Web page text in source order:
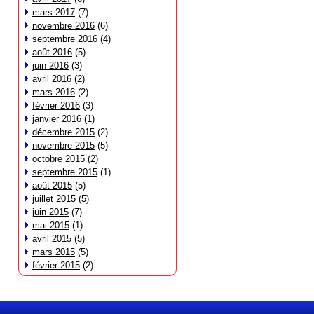
mars 2017 (7)
novembre 2016 (6)
septembre 2016 (4)
août 2016 (5)
juin 2016 (3)
avril 2016 (2)
mars 2016 (2)
février 2016 (3)
janvier 2016 (1)
décembre 2015 (2)
novembre 2015 (5)
octobre 2015 (2)
septembre 2015 (1)
août 2015 (5)
juillet 2015 (5)
juin 2015 (7)
mai 2015 (1)
avril 2015 (5)
mars 2015 (5)
février 2015 (2)